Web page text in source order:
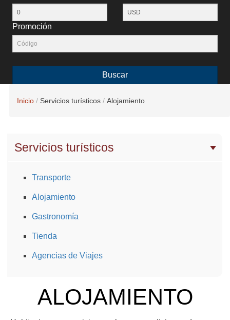
Promoción
Buscar
Inicio Servicios turísticos Alojamiento
Servicios turísticos
Transporte
Alojamiento
Gastronomía
Tienda
Agencias de Viajes
ALOJAMIENTO